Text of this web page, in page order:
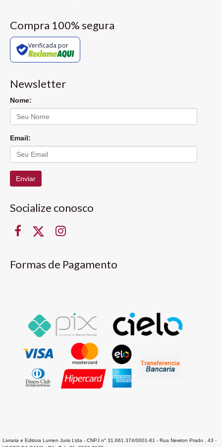
Compra 100% segura
Verificada por
Newsletter
Nome:
Email:
Enviar
Socialize conosco
Formas de Pagamento
Livraria e Editora Lumen Juris Ltda - CNPJ n° 31.661.374/0001-81 - Rua Newton Prado , 43 -